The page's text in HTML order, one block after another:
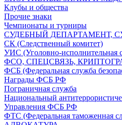
Клубы и общества
Прочие знаки
Чемпионаты и турниры
СУДЕБНЫЙ ДЕПАРТАМЕНТ,
СК (Следственный комитет)
УИС (Уголовно-исполнительная
ФСО, СПЕЦСВЯЗЬ,
ФСБ (Федеральная служба
Награды ФСБ РФ
Пограничная служба
Национальный
Управления ФСБ РФ
ФТС (Федеральная